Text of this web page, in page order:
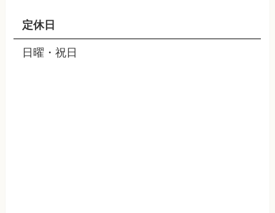
定休日
日曜・祝日